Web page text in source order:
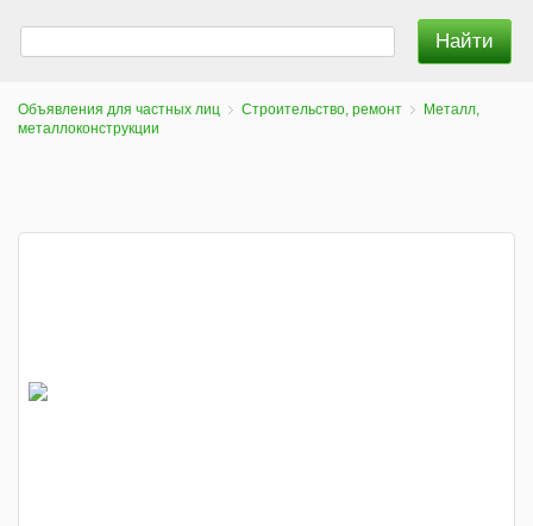
Объявления для частных лиц Строительство, ремонт
Металл,
металлоконструкции